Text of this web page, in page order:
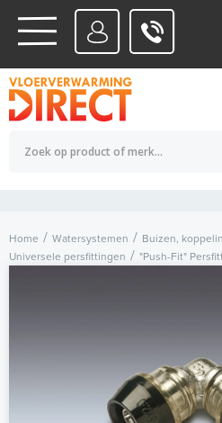
WATERSYSTEMEN
ELEKTRISCHE SYSTEMENTotaalbedrag (incl.
Home Watersystemen
Buizen,
Universele persfittingen
"Push-Fit"